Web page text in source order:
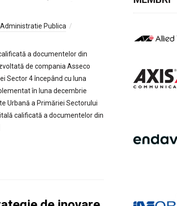
Administratie Publica
a documentelor din
de compania Asseco
Sector 4 începând cu luna
în luna decembrie
Urbană a Primăriei Sectorului
calificată a documentelor din